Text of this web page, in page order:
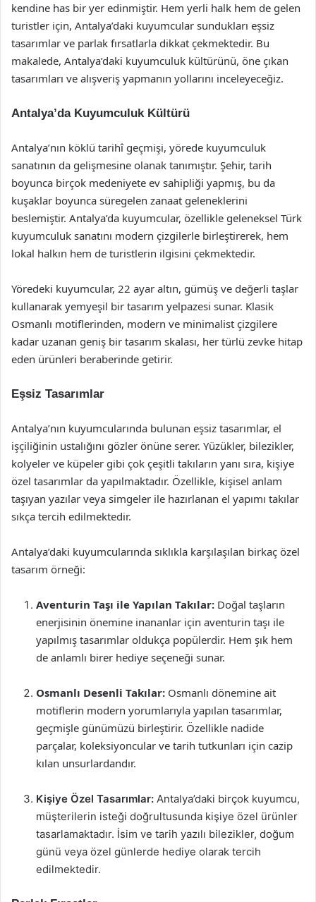
kendine has bir yer edinmiştir. Hem yerli halk hem de gelen
turistler için, Antalya’daki kuyumcular sundukları eşsiz
tasarımlar ve parlak fırsatlarla dikkat çekmektedir. Bu
makalede, Antalya’daki kuyumculuk kültürünü, öne çıkan
tasarımları ve alışveriş yapmanın yollarını inceleyeceğiz.
Antalya’da Kuyumculuk Kültürü
Antalya’nın köklü tarihî geçmişi, yörede kuyumculuk
sanatının da gelişmesine olanak tanımıştır. Şehir, tarih
boyunca birçok medeniyete ev sahipliği yapmış, bu da
kuşaklar boyunca süregelen zanaat geleneklerini
beslemiştir. Antalya’da kuyumcular, özellikle geleneksel Türk
kuyumculuk sanatını modern çizgilerle birleştirerek, hem
lokal halkın hem de turistlerin ilgisini çekmektedir.
Yöredeki kuyumcular, 22 ayar altın, gümüş ve değerli taşlar
kullanarak yemyeşil bir tasarım yelpazesi sunar. Klasik
Osmanlı motiflerinden, modern ve minimalist çizgilere
kadar uzanan geniş bir tasarım skalası, her türlü zevke hitap
eden ürünleri beraberinde getirir.
Eşsiz Tasarımlar
Antalya’nın kuyumcularında bulunan eşsiz tasarımlar, el
işçiliğinin ustalığını gözler önüne serer. Yüzükler, bilezikler,
kolyeler ve küpeler gibi çok çeşitli takıların yanı sıra, kişiye
özel tasarımlar da yapılmaktadır. Özellikle, kişisel anlam
taşıyan yazılar veya simgeler ile hazırlanan el yapımı takılar
sıkça tercih edilmektedir.
Antalya’daki kuyumcularında sıklıkla karşılaşılan birkaç özel
tasarım örneği:
Aventurin Taşı ile Yapılan Takılar: Doğal taşların
enerjisinin önemine inananlar için aventurin taşı ile
yapılmış tasarımlar oldukça popülerdir. Hem şık hem
de anlamlı birer hediye seçeneği sunar.
Osmanlı Desenli Takılar: Osmanlı dönemine ait
motiflerin modern yorumlarıyla yapılan tasarımlar,
geçmişle günümüzü birleştirir. Özellikle nadide
parçalar, koleksiyoncular ve tarih tutkunları için cazip
kılan unsurlardandır.
Kişiye Özel Tasarımlar: Antalya’daki birçok kuyumcu,
müşterilerin isteği doğrultusunda kişiye özel ürünler
tasarlamaktadır. İsim ve tarih yazılı bilezikler, doğum
günü veya özel günlerde hediye olarak tercih
edilmektedir.